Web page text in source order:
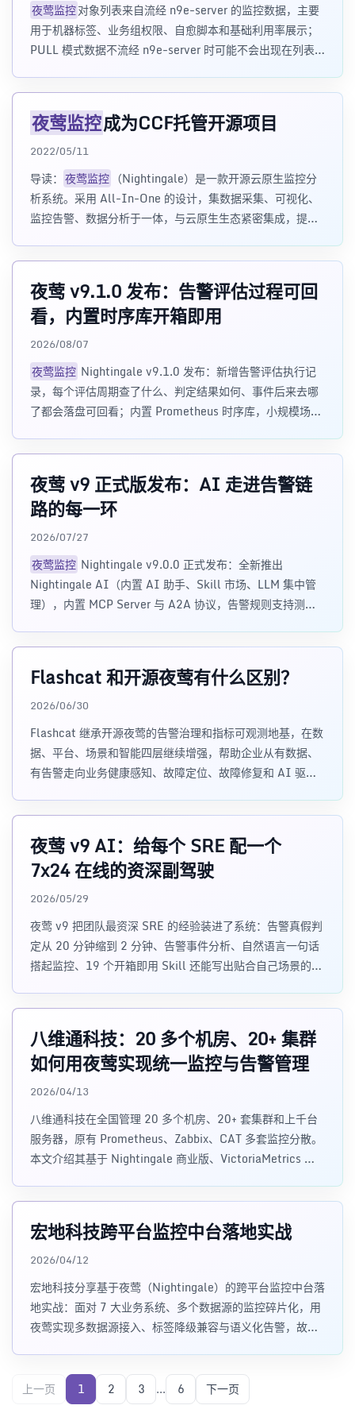
夜莺监控对象列表来自流经 n9e-server 的监控数据，主要
用于机器标签、业务组权限、自愈脚本和基础利用率展示；
PULL 模式数据不流经 n9e-server 时可能不会出现在列表
夜莺监控成为CCF托管开源项目
2022/05/11
导读： 夜莺监控 （Nightingale）是一款开源云原生监控分
析系统。采用 All-In-One 的设计，集数据采集、可视化、
监控告警、数据分析于一体，与云原生生态紧密集成，提供
夜莺 v9.1.0 发布：告警评估过程可回
看，内置时序库开箱即用
2026/08/07
夜莺监控 Nightingale v9.1.0 发布：新增告警评估执行记
录，每个评估周期查了什么、判定结果如何、事件后来去哪
了都会落盘可回看；内置 Prometheus 时序库，小规模场景
Grafana 一键导入数据源，新增 Categraf 采集配置向导，
通知媒介与消息模板支持保
夜莺 v9 正式版发布：AI 走进告警链
路的每一环
2026/07/27
夜莺监控 Nightingale v9.0.0 正式发布：全新推出
Nightingale AI（内置 AI 助手、Skill 市场、LLM 集中管
理），内置 MCP Server 与 A2A 协议，告警规则支持测试
VictoriaLogs，导航、布局与四大规则表单全面重构。本文
Flashcat 和开源夜莺有什么区别？
2026/06/30
Flashcat 继承开源夜莺的告警治理和指标可观测地基，在数
据、平台、场景和智能四层继续增强，帮助企业从有数据、
有告警走向业务健康感知、故障定位、故障修复和 AI 驱动
夜莺 v9 AI：给每个 SRE 配一个
7x24 在线的资深副驾驶
2026/05/29
夜莺 v9 把团队最资深 SRE 的经验装进了系统：告警真假判
定从 20 分钟缩到 2 分钟、告警事件分析、自然语言一句话
搭起监控、19 个开箱即用 Skill 还能写出贴合自己场景的
AI 能力、五大场景与安全边界。
八维通科技：20 多个机房、20+ 集群
如何用夜莺实现统一监控与告警管理
2026/04/13
八维通科技在全国管理 20 多个机房、20+ 套集群和上千台
服务器，原有 Prometheus、Zabbix、CAT 多套监控分散。
本文介绍其基于 Nightingale 商业版、VictoriaMetrics 和
护成本降低约 50% 的落地实践。
宏地科技跨平台监控中台落地实战
2026/04/12
宏地科技分享基于夜莺（Nightingale）的跨平台监控中台落
地实战：面对 7 大业务系统、多个数据源的监控碎片化，用
夜莺实现多数据源接入、标签降级兼容与语义化告警，故障
上一页
1 2 3 ... 6 下一页